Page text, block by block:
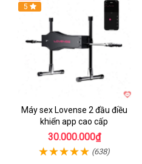
Hot
5
Máy sex Lovense 2 đầu điều
khiển app cao cấp
30.000.000₫
(638)